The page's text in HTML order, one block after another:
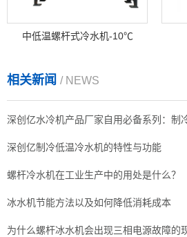
中低温螺杆式冷水机-10℃
相关新闻 / NEWS
深创亿制冷低温冷水机的特性与功能
螺杆冷水机在工业生产中的用处是什么？
冰水机节能方法以及如何降低消耗成本